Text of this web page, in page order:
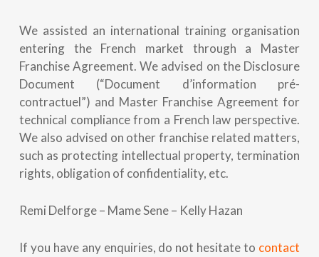
We assisted an international training organisation
entering the French market through a Master
Franchise Agreement. We advised on the Disclosure
Document (“Document d’information pré-
contractuel”) and Master Franchise Agreement for
technical compliance from a French law perspective.
We also advised on other franchise related matters,
such as protecting intellectual property, termination
rights, obligation of confidentiality, etc.
Remi Delforge – Mame Sene – Kelly Hazan
If you have any enquiries, do not hesitate to contact